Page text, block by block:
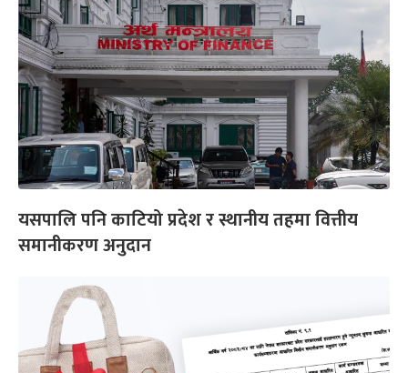
यसपालि पनि काटियो प्रदेश र स्थानीय तहमा वित्तीय
समानीकरण अनुदान